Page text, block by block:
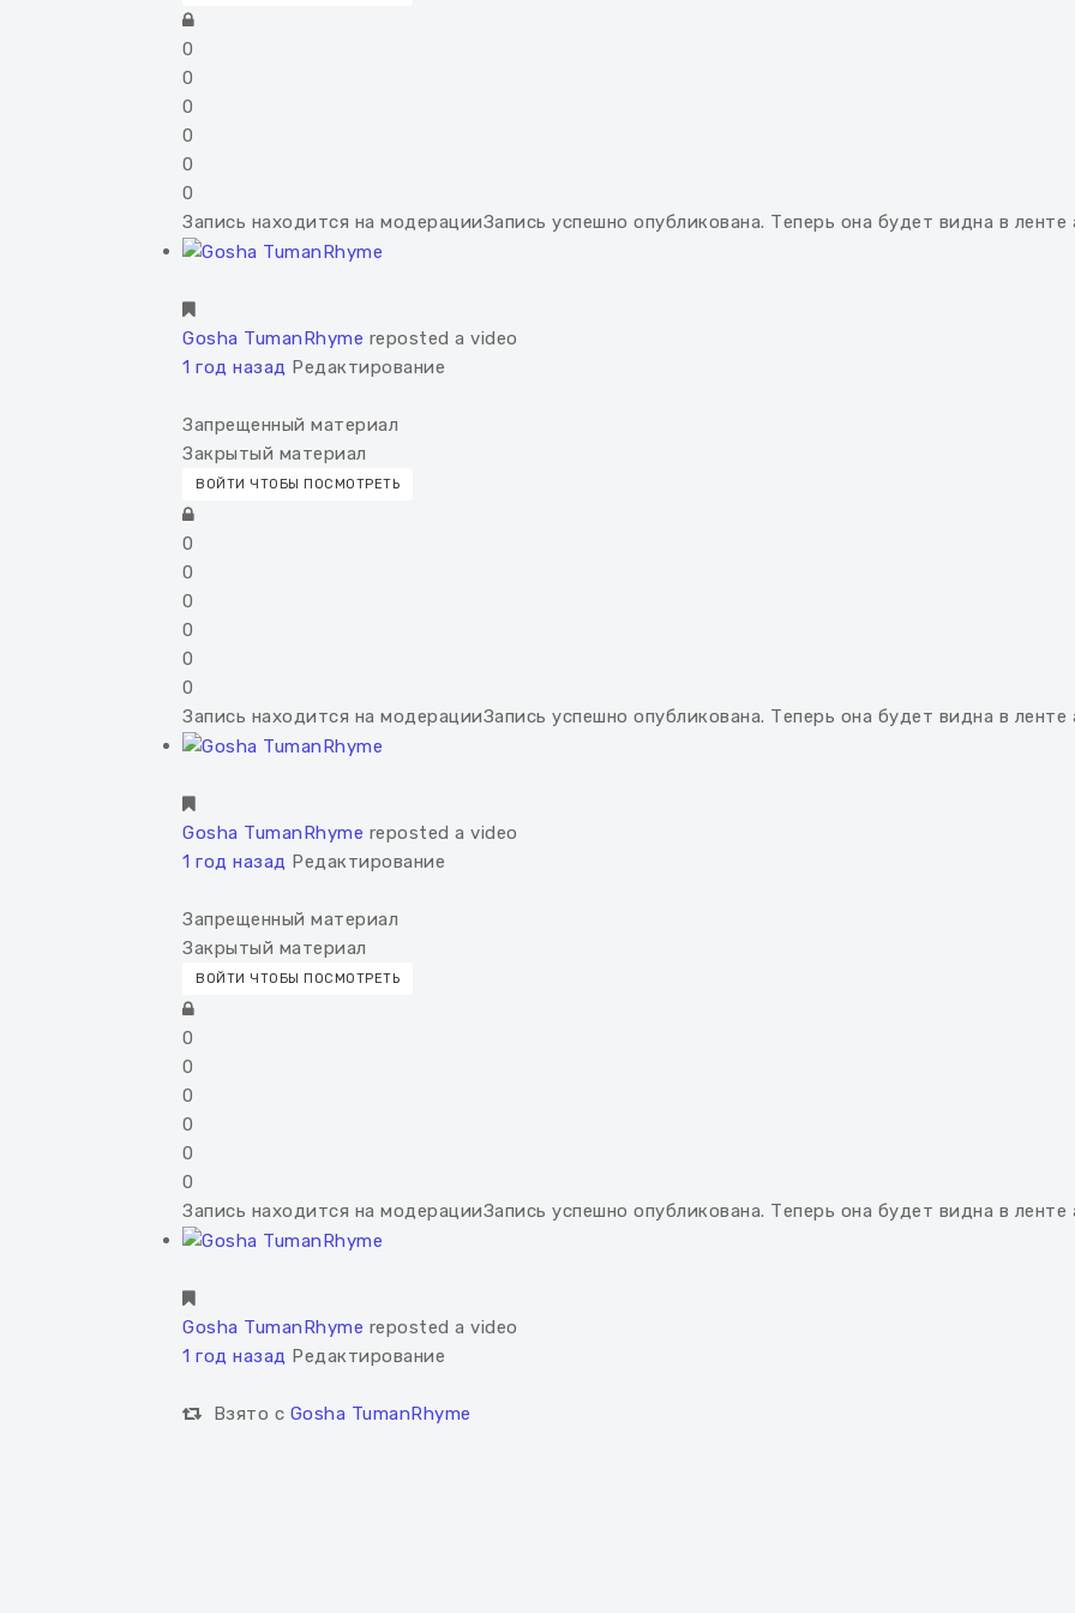
0
0
0
0
0
0
Запись находится на модерацииЗапись успешно опубликована. Теперь она будет видна в ленте
Gosha TumanRhyme reposted a video
1 год назад Редактирование
Запрещенный материал
Закрытый материал
ВОЙТИ ЧТОБЫ ПОСМОТРЕТЬ
0
0
0
0
0
0
Запись находится на модерацииЗапись успешно опубликована. Теперь она будет видна в ленте
Gosha TumanRhyme reposted a video
1 год назад Редактирование
Запрещенный материал
Закрытый материал
ВОЙТИ ЧТОБЫ ПОСМОТРЕТЬ
0
0
0
0
0
0
Запись находится на модерацииЗапись успешно опубликована. Теперь она будет видна в ленте
Gosha TumanRhyme reposted a video
1 год назад Редактирование
Взято с Gosha TumanRhyme